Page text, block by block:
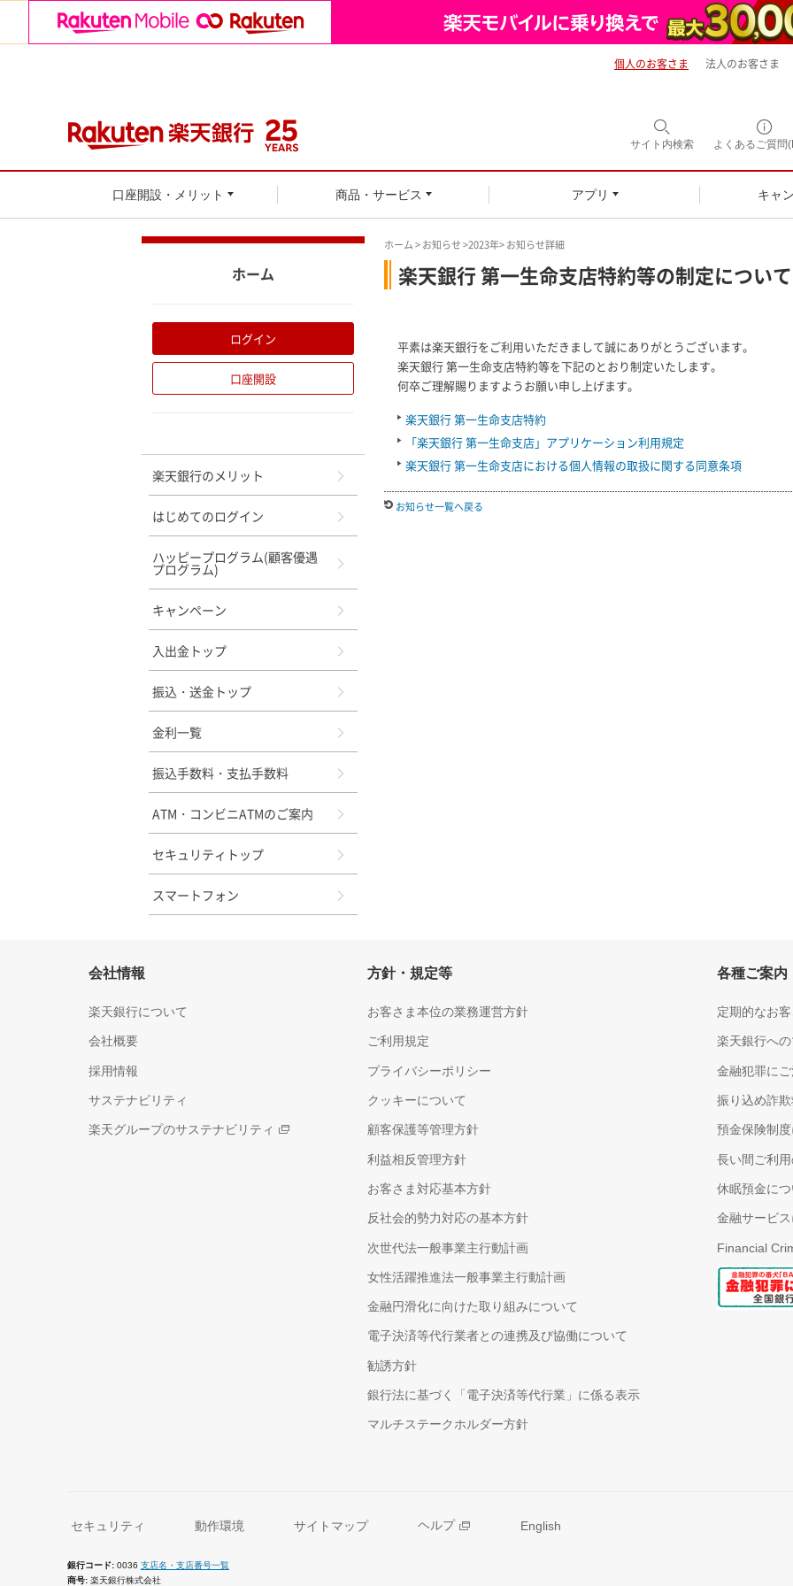
個人のお客さま 法人のお客さま
サイト内検索 よくあるご質問
口座開設・メリット 商品・サービス アプリ キャ
ホーム>お知らせ>2023年> お知らせ詳細
楽天銀行 第一生命支店特約等の制定について
平素は楽天銀行をご利用いただきまして誠にありがとうございます。
楽天銀行 第一生命支店特約等を下記のとおり制定いたします。
何卒ご理解賜りますようお願い申し上げます。
楽天銀行 第一生命支店特約
「楽天銀行 第一生命支店」アプリケーション利用規定
楽天銀行 第一生命支店における個人情報の取扱に関する同意条項
お知らせ一覧へ戻る
ホーム
ログイン
口座開設
楽天銀行のメリット
はじめてのログイン
ハッピープログラム(顧客優遇
プログラム)
キャンペーン
入出金トップ
振込・送金トップ
金利一覧
振込手数料・支払手数料
ATM・コンビニATMのご案内
セキュリティトップ
スマートフォン
会社情報
楽天銀行について
会社概要
採用情報
サステナビリティ
楽天グループのサステナビリティ
方針・規定等
お客さま本位の業務運営方針
ご利用規定
プライバシーポリシー
クッキーについて
顧客保護等管理方針
利益相反管理方針
お客さま対応基本方針
反社会的勢力対応の基本方針
次世代法一般事業主行動計画
女性活躍推進法一般事業主行動計画
金融円滑化に向けた取り組みについて
電子決済等代行業者との連携及び協働について
勧誘方針
銀行法に基づく「電子決済等代行業」に係る表示
マルチステークホルダー方針
各種ご案内
定期的なお
楽天銀行へ
金融犯罪にご
振り込め詐
預金保険制
長い間ご利
休眠預金に
金融サービ
Financial
セキュリティ 動作環境 サイトマップ ヘルプ English
銀行コード 0036 支店名・支店番号一覧
商号 楽天銀行株式会社